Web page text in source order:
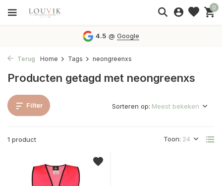
0
4.5 @Google
Terug Home Tags neongreenxs
Producten getagd met neongreenxs
Filter
1 product Toon:
Sorteren op: